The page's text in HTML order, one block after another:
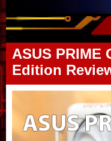
ASUS PRIME
Edition